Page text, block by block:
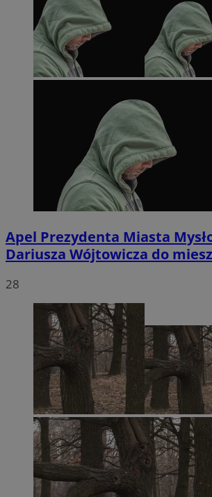
Apel Prezydenta Miasta
Dariusza Wójtowicza do
28